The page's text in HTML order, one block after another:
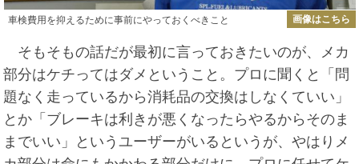
車検費用を抑えるために事前にやっておくべきこと 画像はこちら
そもそもの話だが最初に言っておきたいのが、メカ
部分はケチってはダメということ。プロに聞くと「問
題なく走っているから消耗品の交換はしなくていい」
とか「ブレーキは利きが悪くなったらやるからそのま
までいい」というユーザーがいるというが、やはりメ